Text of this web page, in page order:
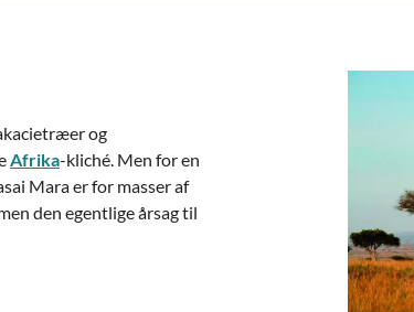
og
Afrika-kliché. Men for en
Mara er for masser af
den egentlige årsag til